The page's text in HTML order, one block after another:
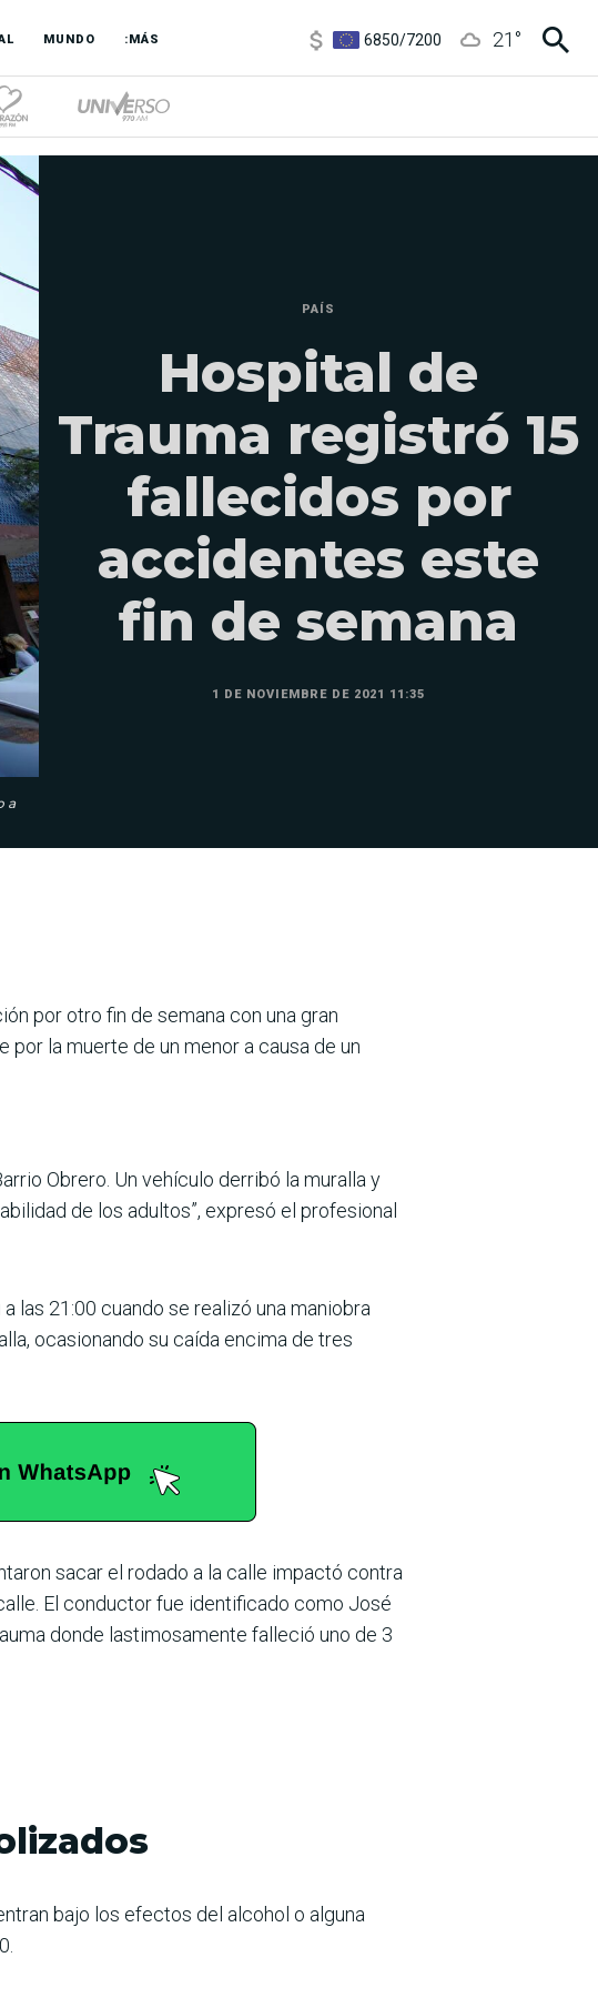
MUNDO :MÁS
5920/5970
5920/5970
21 °
a
PAÍS
Hospital de
Trauma registró 15
fallecidos por
accidentes este
fin de semana
1 DE NOVIEMBRE DE 2021 11:35
por otro fin de semana con una gran
la muerte de un menor a causa de un
Obrero. Un vehículo derribó la muralla y
de los adultos”, expresó el profesional
las 21:00 cuando se realizó una maniobra
ocasionando su caída encima de tres
sacar el rodado a la calle impactó contra
El conductor fue identificado como José
donde lastimosamente falleció uno de 3
bajo los efectos del alcohol o alguna